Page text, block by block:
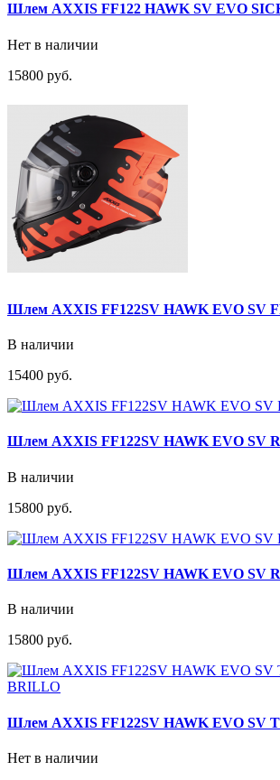
Шлем AXXIS FF122 HAWK SV EVO
Нет в наличии
15800 руб.
Шлем AXXIS FF122SV HAWK EVO SV
В наличии
15400 руб.
Шлем AXXIS FF122SV HAWK EVO SV
В наличии
15800 руб.
Шлем AXXIS FF122SV HAWK EVO SV
В наличии
15800 руб.
Шлем AXXIS FF122SV HAWK EVO SV
Нет в наличии